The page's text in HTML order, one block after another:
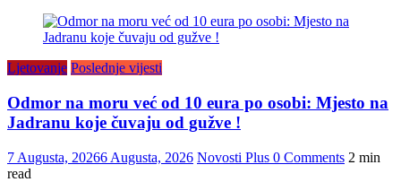
Ljetovanje Poslednje vijesti
Odmor na moru već od 10 eura po osobi: Mjesto na
Jadranu koje čuvaju od gužve !
7 Augusta, 20266 Augusta, 2026 Novosti Plus 0 Comments 2 min
read